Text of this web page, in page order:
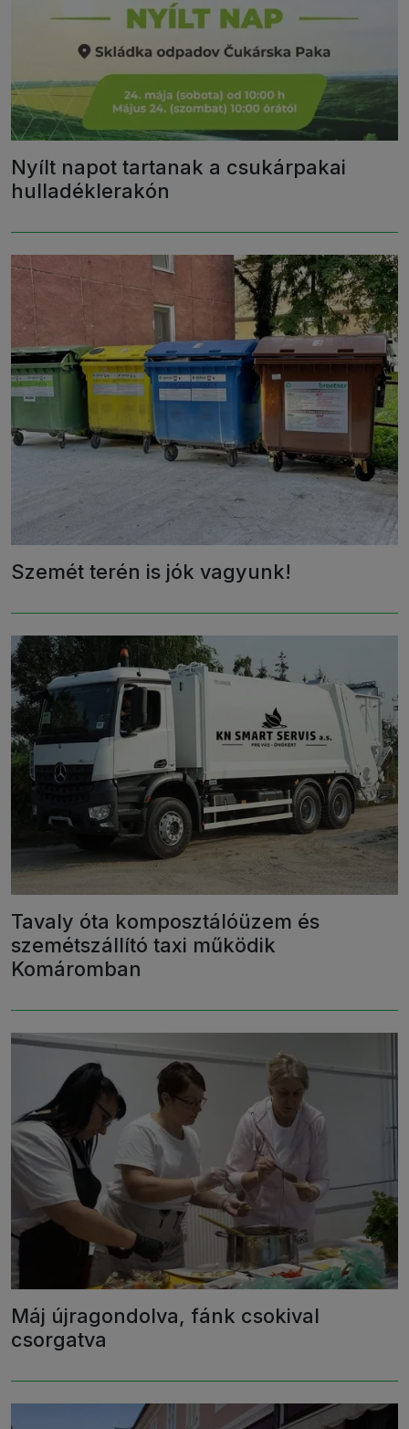
Nyílt napot tartanak a csukárpakai
hulladéklerakón
Szemét terén is jók vagyunk!
Tavaly óta komposztálóüzem és
szemétszállító taxi működik
Komáromban
Máj újragondolva, fánk csokival
csorgatva